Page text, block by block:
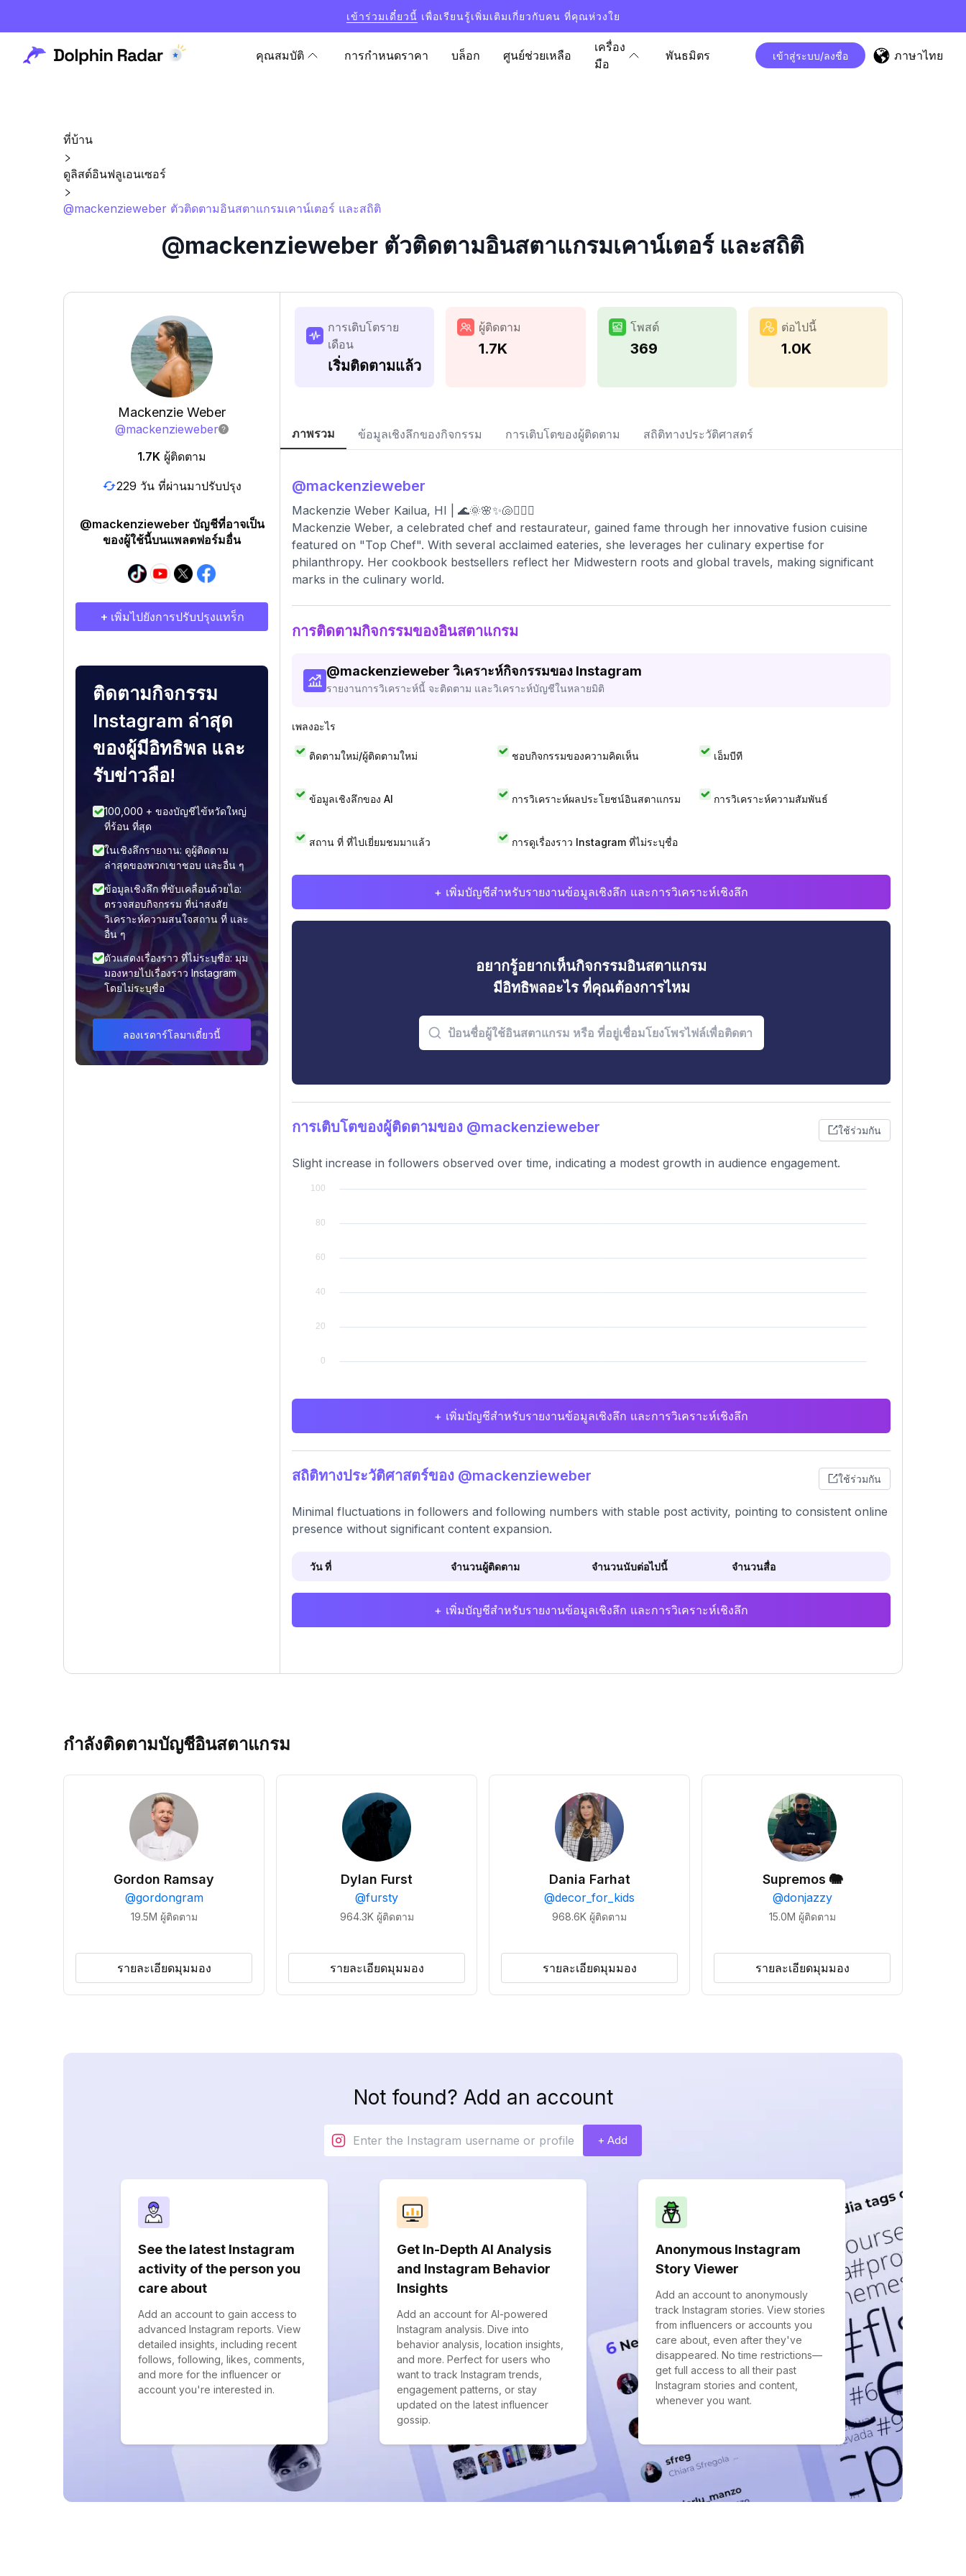
เข้าร่วมเดี๋ยวนี้ เพื่อเรียนรู้เพิ่มเติมเกี่ยวกับคน ที่คุณห่วงใย
คุณสมบัติ การกำหนดราคา บล็อก ศูนย์ช่วยเหลือ
เครื่อง
มือ
พันธมิตร เข้าสู่ระบบ/ลงชื่อ ภาษาไทย
ที่บ้าน
ดูลิสต์อินฟลูเอนเซอร์
@mackenzieweber ตัวติดตามอินสตาแกรมเคาน์เตอร์ และสถิติ
@mackenzieweber ตัวติดตามอินสตาแกรมเคาน์เตอร์ และสถิติ
Mackenzie Weber
@mackenzieweber
1.7K ผู้ติดตาม
229 วัน ที่ผ่านมาปรับปรุง
@mackenzieweber บัญชีที่อาจเป็น
ของผู้ใช้นี้บนแพลตฟอร์มอื่น
+ เพิ่มไปยังการปรับปรุงแทร็ก
ติดตามกิจกรรม
Instagram ล่าสุด
ของผู้มีอิทธิพล และ
รับข่าวลือ!
100,000 + ของบัญชีไข้หวัดใหญ่
ที่ร้อน ที่สุด
ในเชิงลึกรายงาน: ดูผู้ติดตาม
ล่าสุดของพวกเขาชอบ และอื่น ๆ
ข้อมูลเชิงลึก ที่ขับเคลื่อนด้วยไอ:
ตรวจสอบกิจกรรม ที่น่าสงสัย
วิเคราะห์ความสนใจสถาน ที่ และ
อื่น ๆ
ตัวแสดงเรื่องราว ที่ไม่ระบุชื่อ: มุม
มองหายไปเรื่องราว Instagram
โดยไม่ระบุชื่อ
ลองเรดาร์โลมาเดี๋ยวนี้
การเติบโตราย
เดือน
เริ่มติดตามแล้ว
ผู้ติดตาม
1.7K
โพสต์
369
ต่อไปนี้
1.0K
ภาพรวม ข้อมูลเชิงลึกของกิจกรรม การเติบโตของผู้ติดตาม สถิติทางประวัติศาสตร์
@mackenzieweber
Mackenzie Weber Kailua, HI | 🌊🌞🌸✨🐚🧚🏼‍♀️
Mackenzie Weber, a celebrated chef and restaurateur, gained fame through her innovative fusion cuisine
featured on "Top Chef". With several acclaimed eateries, she leverages her culinary expertise for
philanthropy. Her cookbook bestsellers reflect her Midwestern roots and global travels, making significant
marks in the culinary world.
การติดตามกิจกรรมของอินสตาแกรม
@mackenzieweber วิเคราะห์กิจกรรมของ Instagram
รายงานการวิเคราะห์นี้ จะติดตาม และวิเคราะห์บัญชีในหลายมิติ
เพลงอะไร
ติดตามใหม่/ผู้ติดตามใหม่ ชอบกิจกรรมของความคิดเห็น เอ็มบีที
ข้อมูลเชิงลึกของ AI การวิเคราะห์ผลประโยชน์อินสตาแกรม การวิเคราะห์ความสัมพันธ์
สถาน ที่ ที่ไปเยี่ยมชมมาแล้ว การดูเรื่องราว Instagram ที่ไม่ระบุชื่อ
+ เพิ่มบัญชีสำหรับรายงานข้อมูลเชิงลึก และการวิเคราะห์เชิงลึก
อยากรู้อยากเห็นกิจกรรมอินสตาแกรม
มีอิทธิพลอะไร ที่คุณต้องการไหม
การเติบโตของผู้ติดตามของ @mackenzieweber ใช้ร่วมกัน
Slight increase in followers observed over time, indicating a modest growth in audience engagement.
+ เพิ่มบัญชีสำหรับรายงานข้อมูลเชิงลึก และการวิเคราะห์เชิงลึก
สถิติทางประวัติศาสตร์ของ @mackenzieweber ใช้ร่วมกัน
Minimal fluctuations in followers and following numbers with stable post activity, pointing to consistent online
presence without significant content expansion.
วัน ที่ จำนวนผู้ติดตาม จำนวนนับต่อไปนี้ จำนวนสื่อ
+ เพิ่มบัญชีสำหรับรายงานข้อมูลเชิงลึก และการวิเคราะห์เชิงลึก
กำลังติดตามบัญชีอินสตาแกรม
Gordon Ramsay
@gordongram
19.5M ผู้ติดตาม
รายละเอียดมุมมอง
Dylan Furst
@fursty
964.3K ผู้ติดตาม
รายละเอียดมุมมอง
Dania Farhat
@decor_for_kids
968.6K ผู้ติดตาม
รายละเอียดมุมมอง
Supremos 🐘
@donjazzy
15.0M ผู้ติดตาม
รายละเอียดมุมมอง
Not found? Add an account
+ Add
See the latest Instagram
activity of the person you
care about
Add an account to gain access to
advanced Instagram reports. View
detailed insights, including recent
follows, following, likes, comments,
and more for the influencer or
account you're interested in.
Get In-Depth AI Analysis
and Instagram Behavior
Insights
Add an account for AI-powered
Instagram analysis. Dive into
behavior analysis, location insights,
and more. Perfect for users who
want to track Instagram trends,
engagement patterns, or stay
updated on the latest influencer
gossip.
Anonymous Instagram
Story Viewer
Add an account to anonymously
track Instagram stories. View stories
from influencers or accounts you
care about, even after they've
disappeared. No time restrictions—
get full access to all their past
Instagram stories and content,
whenever you want.